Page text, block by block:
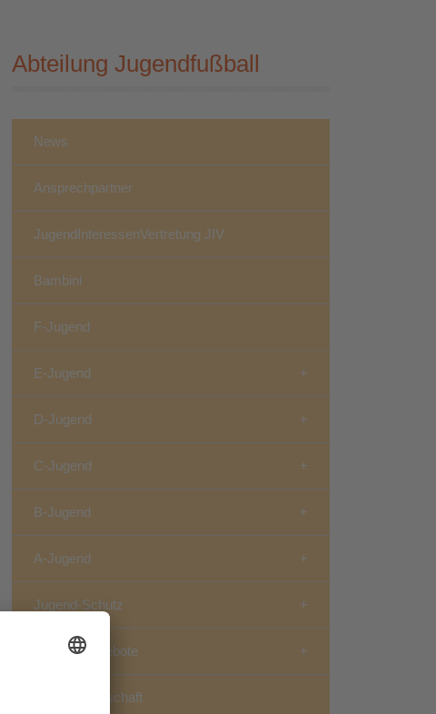
Abteilung Jugendfußball
News
Ansprechpartner
JugendInteressenVertretung JIV
Bambini
F-Jugend
E-Jugend
D-Jugend
C-Jugend
B-Jugend
A-Jugend
Jugend-Schutz
Weitere Angebote
Spielgemeinschaft